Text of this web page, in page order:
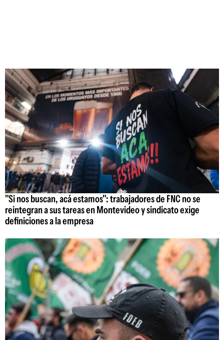
"Si nos buscan, acá estamos": trabajadores de FNC no se
reintegran a sus tareas en Montevideo y sindicato exige
definiciones a la empresa